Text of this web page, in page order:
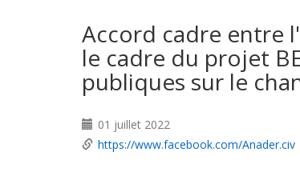
Accord cadre entre
le cadre du projet
publiques sur le
01 juillet 2022
https://www.facebook.com/Anader.civ